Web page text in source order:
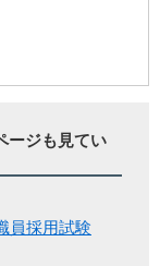
ージも見てい
員採用試験